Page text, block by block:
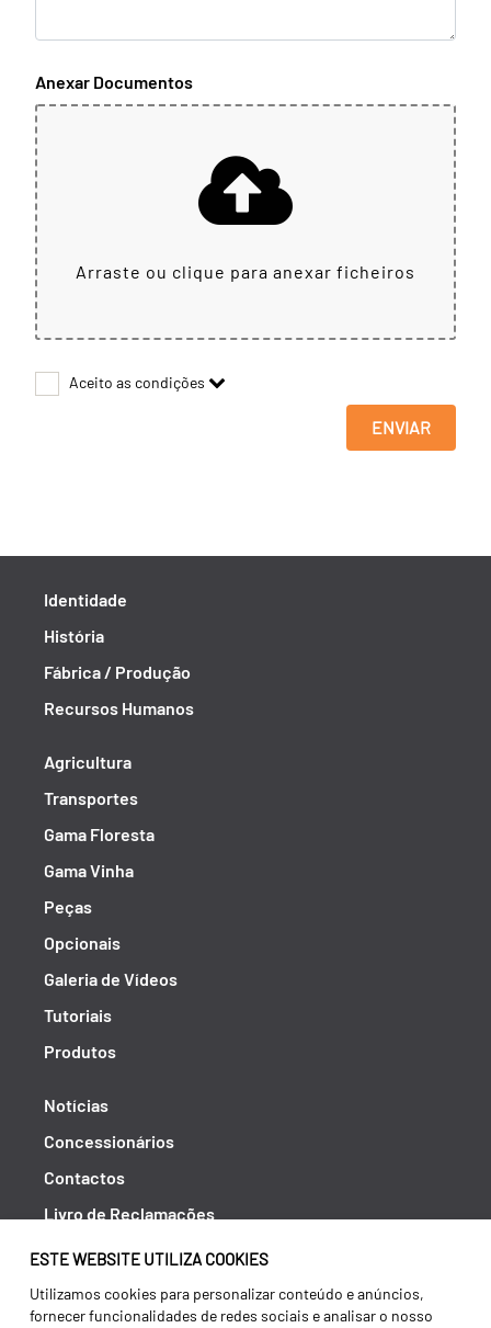
ESTE WEBSITE UTILIZA COOKIES
Utilizamos cookies para personalizar conteúdo e anúncios,
fornecer funcionalidades de redes sociais e analisar o nosso
Anexar Documentos
Arraste ou clique para anexar ficheiros
Aceito as condições
ENVIAR
Identidade
História
Fábrica / Produção
Recursos Humanos
Agricultura
Transportes
Gama Floresta
Gama Vinha
Peças
Opcionais
Galeria de Vídeos
Tutoriais
Produtos
Notícias
Concessionários
Contactos
Livro de Reclamações
Política de Privacidade
Canal de Denúncias (RGPC)
Termos e condições